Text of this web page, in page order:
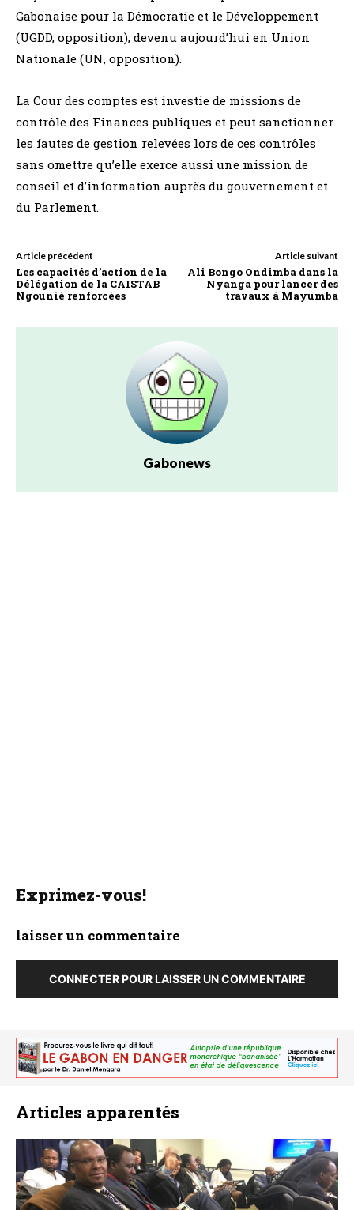
Gabonaise pour la Démocratie et le Développement
(UGDD, opposition), devenu aujourd’hui en Union
Nationale (UN, opposition).
La Cour des comptes est investie de missions de
contrôle des Finances publiques et peut sanctionner
les fautes de gestion relevées lors de ces contrôles
sans omettre qu’elle exerce aussi une mission de
conseil et d’information auprès du gouvernement et
du Parlement.
Article précédent
Les capacités d’action de la
Délégation de la CAISTAB
Ngounié renforcées
Article suivant
Ali Bongo Ondimba dans la
Nyanga pour lancer des
travaux à Mayumba
Gabonews
Exprimez-vous!
laisser un commentaire
CONNECTER POUR LAISSER UN COMMENTAIRE
Articles apparentés